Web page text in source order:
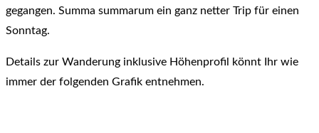
gegangen. Summa summarum ein ganz netter Trip für einen
Sonntag.
Details zur Wanderung inklusive Höhenprofil könnt Ihr wie
immer der folgenden Grafik entnehmen.